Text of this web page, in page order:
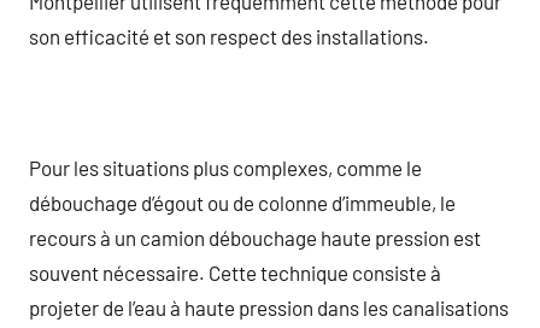
son efficacité et son respect des installations.
Pour les situations plus complexes, comme le
débouchage d’égout ou de colonne d’immeuble, le
recours à un camion débouchage haute pression est
souvent nécessaire. Cette technique consiste à
projeter de l’eau à haute pression dans les canalisations